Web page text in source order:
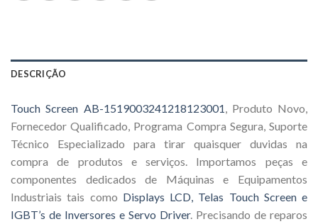
DESCRIÇÃO
Touch Screen AB-1519003241218123001 , Produto Novo,
Fornecedor Qualificado, Programa Compra Segura, Suporte
Técnico Especializado para tirar quaisquer duvidas na
compra de produtos e serviços. Importamos peças e
componentes dedicados de Máquinas e Equipamentos
Industriais tais como Displays LCD, Telas Touch Screen e
IGBT’s de Inversores e Servo Driver. Precisando de reparos